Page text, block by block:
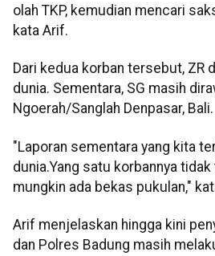
olah TKP, kemudian mencari
kata Arif.
Dari kedua korban tersebut, ZR
dunia. Sementara, SG masih
Ngoerah/Sanglah Denpasar, Bali.
"Laporan sementara yang kita
dunia.Yang satu korbannya
mungkin ada bekas pukulan,"
Arif menjelaskan hingga kini
dan Polres Badung masih